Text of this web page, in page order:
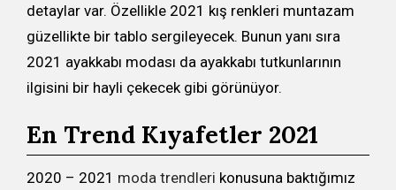
detaylar var. Özellikle 2021 kış renkleri muntazam
güzellikte bir tablo sergileyecek. Bunun yanı sıra
2021 ayakkabı modası da ayakkabı tutkunlarının
ilgisini bir hayli çekecek gibi görünüyor.
En Trend Kıyafetler 2021
2020 – 2021 moda trendleri konusuna baktığımız